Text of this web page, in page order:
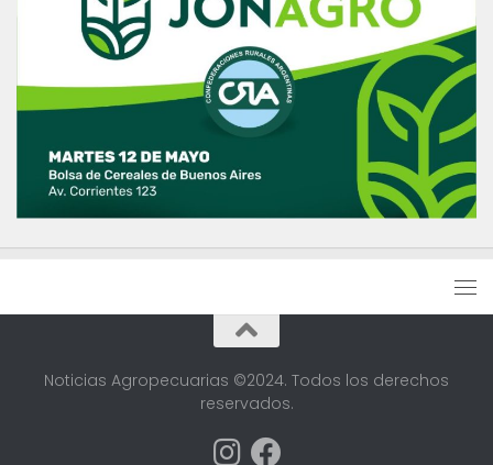
Noticias Agropecuarias ©2024. Todos los derechos
reservados.